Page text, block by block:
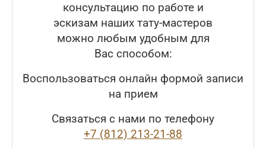
консультацию по работе и
эскизам наших тату-мастеров
можно любым удобным для
Вас способом:
Воспользоваться онлайн формой записи
на прием
Связаться с нами по телефону
+7 (812) 213-21-88